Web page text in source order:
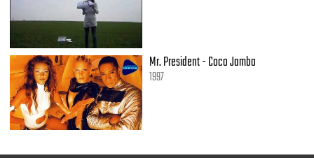
Mr. President - Coco Jambo
1997